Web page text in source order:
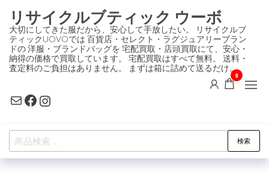
ン
テ
ン
ツ
プ
リサイクルブティック ウーボ
大切にしてきた服だから、安心して手放したい。 リサイクルブ
ティックUOVOでは 百貨店・セレクト・ラグジュアリーブラン
ドの 洋服・ブランドバッグを 宅配買取・店頭買取にて、安心・
納得の価格で買取しています。 宅配買取はすべて無料。 送料・
査定料のご負担はありません。 まずは箱に詰めて送るだけ。
MailFacebook
Instagram
0
検
索
検索